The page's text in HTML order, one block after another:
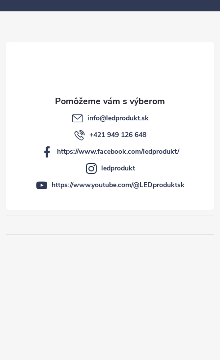
t
info@ledprodukt.sk
+421 949 126 648
https://www.facebook.com/ledprodukt/
ledprodukt
https://www.youtube.com/@LEDproduktsk